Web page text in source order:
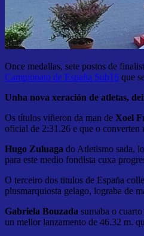
Once medallas, sete postos de
Campionato de España Sub16 que
Unha nova xeración de atletas,
Os títulos viñeron da man de Xoel
oficial de 2:31.26 e que o converten
Hugo Zuluaga do Atletismo sada,
para este medio fondista cuxa
O terceiro dos titulos de España
plusmarquiosta gelago, lograba de
Gabriela Bouzada sumaba o
un mellor lanzamento de 46.32 m.